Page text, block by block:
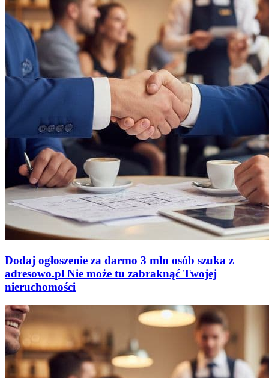
Dodaj ogłoszenie za darmo 3 mln osób szuka z
adresowo.pl Nie może tu zabraknąć Twojej
nieruchomości